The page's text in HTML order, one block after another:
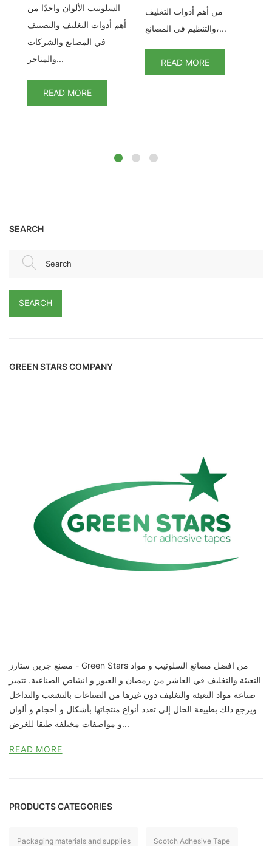
السلوتيب الألوان واحدًا من
أهم أدوات التغليف والتصنيف
في المصانع والشركات
والمتاجر...
READ MORE
من أهم أدوات التغليف
والتنظيم في المصانع،...
READ MORE
SEARCH
Search
SEARCH
GREEN STARS COMPANY
مصنع جرين ستارز - Green Stars من افضل مصانع السلوتيب و مواد
التعبئة والتغليف في العاشر من رمضان و العبور و انشاص الصناعية. تتميز
صناعة مواد التعبئة والتغليف دون غيرها من الصناعات بالتشعب والتداخل
ويرجع ذلك بطبيعة الحال إلي تعدد أنواع منتجاتها بأشكال و أحجام و ألوان
و مواصفات مختلفة طبقا للغرض...
READ MORE
PRODUCTS CATEGORIES
Packaging materials and supplies Scotch Adhesive Tape